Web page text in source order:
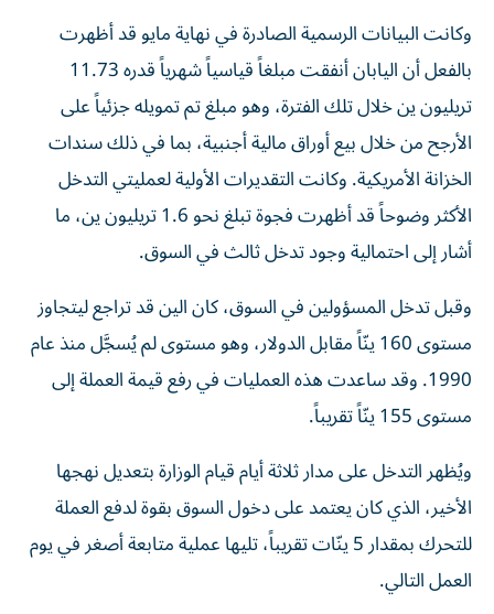
وكانت البيانات الرسمية الصادرة في نهاية مايو قد أظهرت
بالفعل أن اليابان أنفقت مبلغاً قياسياً شهرياً قدره 11.73
تريليون ين خلال تلك الفترة، وهو مبلغ تم تمويله جزئياً على
الأرجح من خلال بيع أوراق مالية أجنبية، بما في ذلك سندات
الخزانة الأمريكية. وكانت التقديرات الأولية لعمليتي التدخل
الأكثر وضوحاً قد أظهرت فجوة تبلغ نحو 1.6 تريليون ين، ما
أشار إلى احتمالية وجود تدخل ثالث في السوق.
وقبل تدخل المسؤولين في السوق، كان الين قد تراجع ليتجاوز
مستوى 160 ينّاً مقابل الدولار، وهو مستوى لم يُسجَّل منذ عام
1990. وقد ساعدت هذه العمليات في رفع قيمة العملة إلى
مستوى 155 ينّاً تقريباً.
ويُظهر التدخل على مدار ثلاثة أيام قيام الوزارة بتعديل نهجها
الأخير، الذي كان يعتمد على دخول السوق بقوة لدفع العملة
للتحرك بمقدار 5 ينّات تقريباً، تليها عملية متابعة أصغر في يوم
العمل التالي.